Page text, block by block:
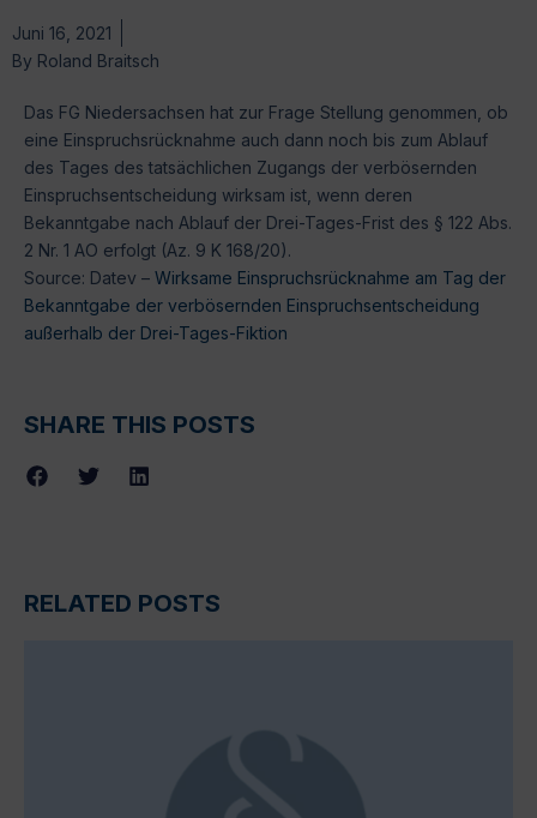
Juni 16, 2021
By Roland Braitsch
Das FG Niedersachsen hat zur Frage Stellung genommen, ob
eine Einspruchsrücknahme auch dann noch bis zum Ablauf
des Tages des tatsächlichen Zugangs der verbösernden
Einspruchsentscheidung wirksam ist, wenn deren
Bekanntgabe nach Ablauf der Drei-Tages-Frist des § 122 Abs.
2 Nr. 1 AO erfolgt (Az. 9 K 168/20).
Source: Datev – Wirksame Einspruchsrücknahme am Tag der
Bekanntgabe der verbösernden Einspruchsentscheidung
außerhalb der Drei-Tages-Fiktion
SHARE THIS POSTS
RELATED POSTS